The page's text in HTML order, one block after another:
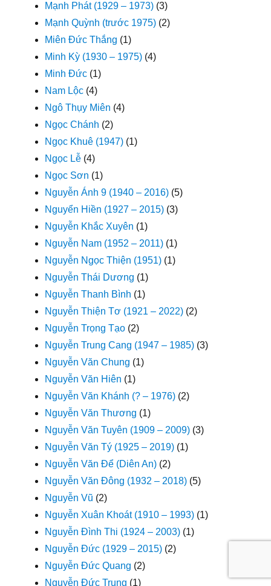
Mạnh Phát (1929 – 1973) (3)
Mạnh Quỳnh (trước 1975) (2)
Miên Đức Thắng (1)
Minh Kỳ (1930 – 1975) (4)
Minh Đức (1)
Nam Lộc (4)
Ngô Thụy Miên (4)
Ngọc Chánh (2)
Ngọc Khuê (1947) (1)
Ngọc Lễ (4)
Ngọc Sơn (1)
Nguyễn Ánh 9 (1940 – 2016) (5)
Nguyển Hiền (1927 – 2015) (3)
Nguyễn Khắc Xuyên (1)
Nguyễn Nam (1952 – 2011) (1)
Nguyễn Ngọc Thiện (1951) (1)
Nguyễn Thái Dương (1)
Nguyễn Thanh Bình (1)
Nguyễn Thiện Tơ (1921 – 2022) (2)
Nguyễn Trọng Tạo (2)
Nguyễn Trung Cang (1947 – 1985) (3)
Nguyễn Văn Chung (1)
Nguyễn Văn Hiên (1)
Nguyễn Văn Khánh (? – 1976) (2)
Nguyễn Văn Thương (1)
Nguyễn Văn Tuyên (1909 – 2009) (3)
Nguyễn Văn Tý (1925 – 2019) (1)
Nguyễn Văn Để (Diên An) (2)
Nguyễn Văn Đông (1932 – 2018) (5)
Nguyễn Vũ (2)
Nguyễn Xuân Khoát (1910 – 1993) (1)
Nguyễn Đình Thi (1924 – 2003) (1)
Nguyễn Đức (1929 – 2015) (2)
Nguyễn Đức Quang (2)
Nguyễn Đức Trung (1)